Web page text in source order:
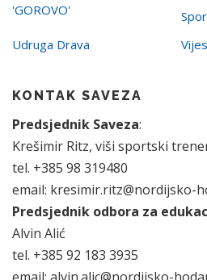
'GOROVO'
Udruga Drava
KONTAK SAVEZA
Predsjednik Saveza:
Krešimir Ritz, viši sportski
tel. +385 98 319480
email: kresimir.ritz@nordijsko-
Predsjednik odbora za
Alvin Alić
tel. +385 92 183 3935
email: alvin.alic@nordijsko-